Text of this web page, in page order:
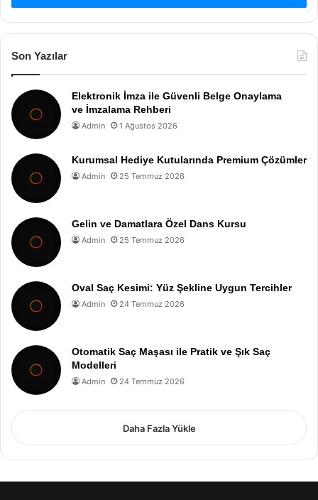
Son Yazılar
Elektronik İmza ile Güvenli Belge Onaylama
ve İmzalama Rehberi
Admin 1 Ağustos 2026
Kurumsal Hediye Kutularında Premium Çözümler
Admin 25 Temmuz 2026
Gelin ve Damatlara Özel Dans Kursu
Admin 25 Temmuz 2026
Oval Saç Kesimi: Yüz Şekline Uygun Tercihler
Admin 24 Temmuz 2026
Otomatik Saç Maşası ile Pratik ve Şık Saç
Modelleri
Admin 24 Temmuz 2026
Daha Fazla Yükle